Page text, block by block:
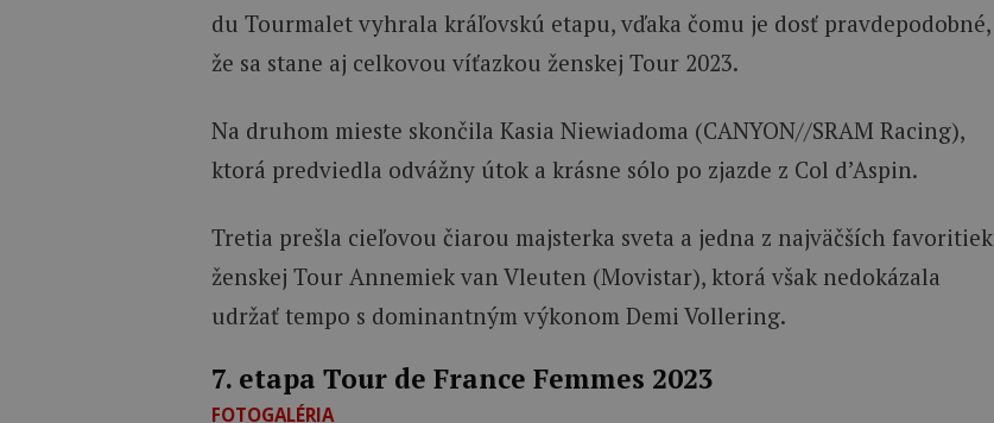
du Tourmalet vyhrala kráľovskú etapu, vďaka čomu je dosť pravdepodobné,
že sa stane aj celkovou víťazkou ženskej Tour 2023.
Na druhom mieste skončila Kasia Niewiadoma (CANYON//SRAM Racing),
ktorá predviedla odvážny útok a krásne sólo po zjazde z Col d’Aspin.
Tretia prešla cieľovou čiarou majsterka sveta a jedna z najväčších favoritiek
ženskej Tour Annemiek van Vleuten (Movistar), ktorá však nedokázala
udržať tempo s dominantným výkonom Demi Vollering.
7. etapa Tour de France Femmes 2023
FOTOGALÉRIA